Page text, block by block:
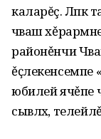
каларĕç. Лӑпкӑ
чӑваш
районěнчи
ěҫлекенсемпе
юбилей ячěпе
сывлӑх,